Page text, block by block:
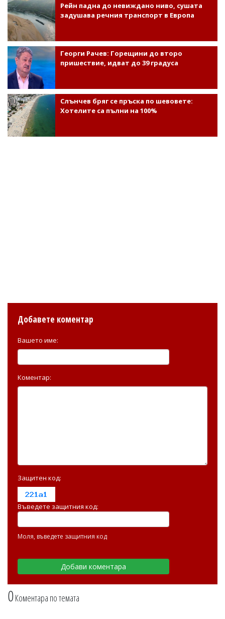
Рейн падна до невиждано ниво, сушата
задушава речния транспорт в Европа
Георги Рачев: Горещини до второ
пришествие, идват до 39 градуса
Слънчев бряг се пръска по шевовете:
Хотелите са пълни на 100%
0Коментара по темата
Добавете коментар
Вашето име:
Коментар:
Защитен код:
Въведете защитния код:
Моля, въведете защитния код